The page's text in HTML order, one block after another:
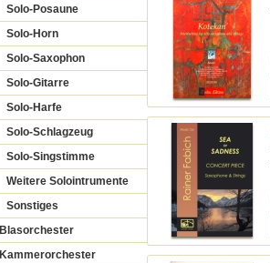
Solo-Posaune
Solo-Horn
Solo-Saxophon
Solo-Gitarre
Solo-Harfe
Solo-Schlagzeug
Solo-Singstimme
Weitere Solointrumente
Sonstiges
Blasorchester
Kammerorchester